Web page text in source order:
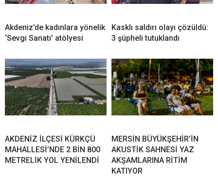
Akdeniz’de kadınlara yönelik
‘Sevgi Sanatı’ atölyesi
Kasklı saldırı olayı çözüldü:
3 şüpheli tutuklandı
AKDENİZ İLÇESİ KÜRKÇÜ
MAHALLESİ’NDE 2 BİN 800
METRELİK YOL YENİLENDİ
MERSİN BÜYÜKŞEHİR’İN
AKUSTİK SAHNESİ YAZ
AKŞAMLARINA RİTİM
KATIYOR